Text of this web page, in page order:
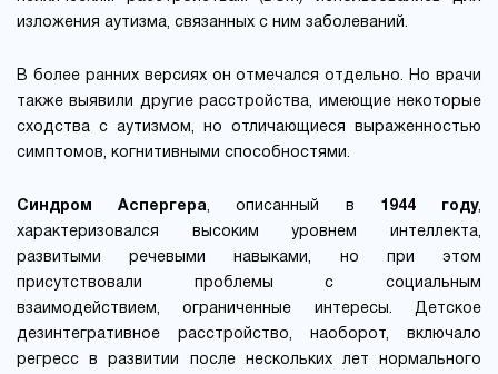
изложения аутизма, связанных с ним заболеваний.
В более ранних версиях он отмечался отдельно. Но врачи
также выявили другие расстройства, имеющие некоторые
сходства с аутизмом, но отличающиеся выраженностью
симптомов, когнитивными способностями.
Синдром Аспергера, описанный в 1944 году,
характеризовался высоким уровнем интеллекта,
развитыми речевыми навыками, но при этом
присутствовали проблемы с социальным
взаимодействием, ограниченные интересы. Детское
дезинтегративное расстройство, наоборот, включало
регресс в развитии после нескольких лет нормального